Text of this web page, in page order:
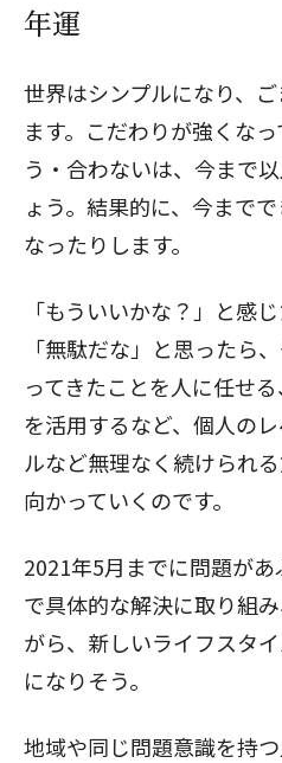
年運
世界はシンプルになり、
ます。こだわりが強くな
う・合わないは、今まで
ょう。結果的に、今まで
なったりします。
「もういいかな？」と感
「無駄だな」と思ったら
ってきたことを人に任せ
を活用するなど、個人の
ルなど無理なく続けられ
向かっていくのです。
2021年5月までに問題が
で具体的な解決に取り組
がら、新しいライフスタ
になりそう。
地域や同じ問題意識を持